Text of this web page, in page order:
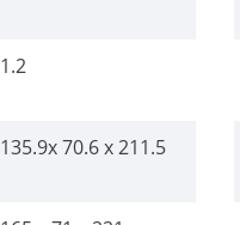
1.2
135.9x 70.6 x 211.5